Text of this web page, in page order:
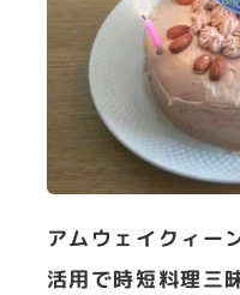
アムウェイクィー
活用で時短料理三